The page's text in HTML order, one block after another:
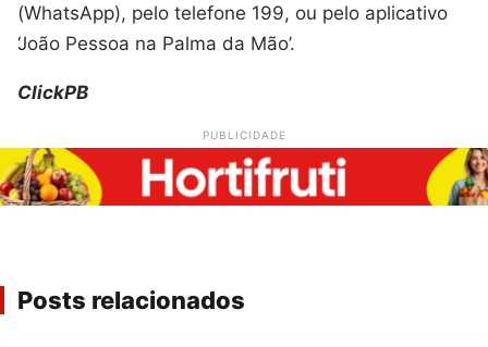
(WhatsApp), pelo telefone 199, ou pelo aplicativo
‘João Pessoa na Palma da Mão’.
ClickPB
PUBLICIDADE
Posts relacionados